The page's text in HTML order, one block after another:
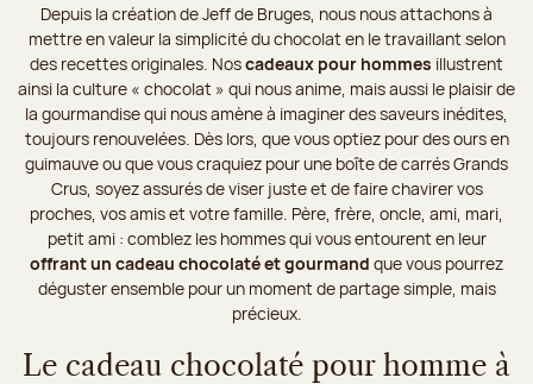
Depuis la création de Jeff de Bruges, nous nous attachons à
mettre en valeur la simplicité du chocolat en le travaillant selon
des recettes originales. Noscadeaux pour hommes illustrent
ainsi la culture « chocolat » qui nous anime, mais aussi le plaisir de
la gourmandise qui nous amène à imaginer des saveurs inédites,
toujours renouvelées. Dès lors, que vous optiez pour des ours en
guimauve ou que vous craquiez pour une boîte de carrés Grands
Crus, soyez assurés de viser juste et de faire chavirer vos
proches, vos amis et votre famille. Père, frère, oncle, ami, mari,
petit ami : comblez les hommes qui vous entourent en leur
offrant un cadeau chocolaté et gourmand que vous pourrez
déguster ensemble pour un moment de partage simple, mais
précieux.
Le cadeau chocolaté pour homme à